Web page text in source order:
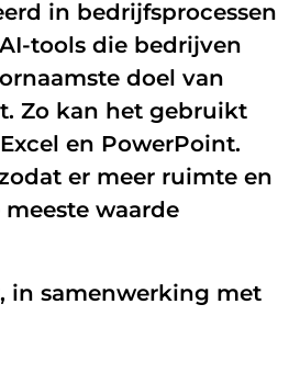
Bellen in Teams
Cybersecurity
Mobiele beveiliging
bij RSEin bedrijfsprocessen
tools die bedrijven
doel van
Zo kan het gebruikt
en PowerPoint.
er meer ruimte en
waarde
in samenwerking met